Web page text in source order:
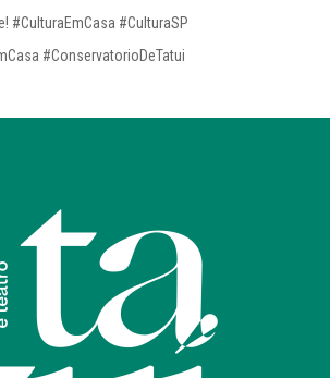
#CulturaEmCasa #CulturaSP
#ConservatorioDeTatui